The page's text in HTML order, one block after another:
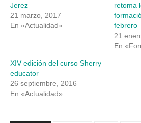
Jerez
21 marzo, 2017
En «Actualidad»
retoma
febrero
21
En
XIV edición del curso Sherry
educator
26 septiembre, 2016
En «Actualidad»